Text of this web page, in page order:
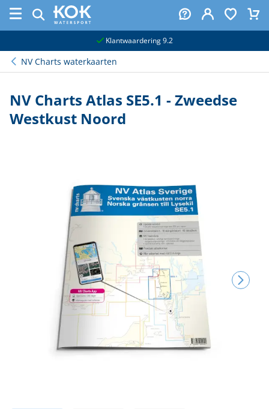
Klantwaardering 9.2
NV Charts waterkaarten
NV Charts Atlas SE5.1 - Zweedse
Westkust Noord